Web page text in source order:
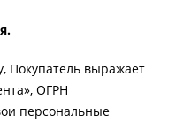
Покупатель выражает
ОГРН
персональные